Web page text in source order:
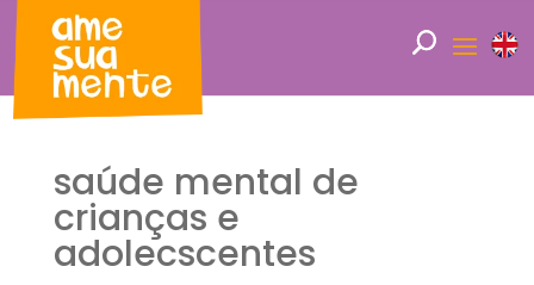
saúde mental de
crianças e
adolecscentes